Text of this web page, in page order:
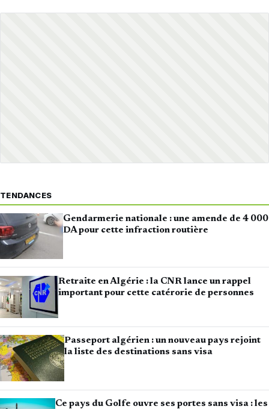
TENDANCES
Gendarmerie nationale : une amende de 4 000
DA pour cette infraction routière
Retraite en Algérie : la CNR lance un rappel
important pour cette catérorie de personnes
Passeport algérien : un nouveau pays rejoint
la liste des destinations sans visa
Ce pays du Golfe ouvre ses portes sans visa : les